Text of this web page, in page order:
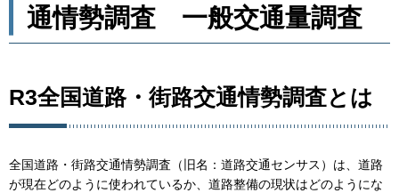
通情勢調査 一般交通量調査
R3全国道路・街路交通情勢調査とは
全国道路・街路交通情勢調査（旧名：道路交通センサス）は、道路
が現在どのように使われているか、道路整備の現状はどのようにな